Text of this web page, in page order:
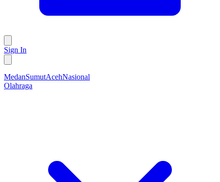
Sign In
MedanSumutAcehNasional
Olahraga